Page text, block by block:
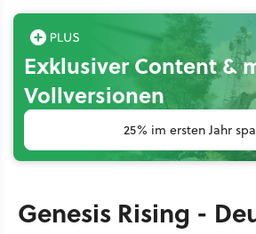
Exklusiver Content &
Vollversionen
25% im ersten Jahr
Genesis Rising -